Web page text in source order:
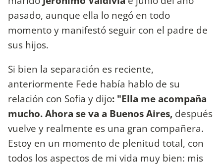
pasado, aunque ella lo negó en todo
momento y manifestó seguir con el padre de
sus hijos.
Si bien la separación es reciente,
anteriormente Fede había hablo de su
relación con Sofia y dijo: "Ella me acompaña
mucho. Ahora se va a Buenos Aires, después
vuelve y realmente es una gran compañera.
Estoy en un momento de plenitud total, con
todos los aspectos de mi vida muy bien: mis